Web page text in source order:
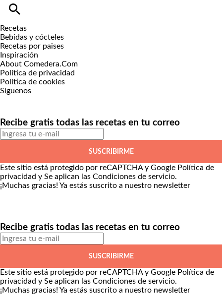
Recetas
Bebidas y cócteles
Recetas por paises
Inspiración
About Comedera.Com
Política de privacidad
Política de cookies
Síguenos
Recibe gratis todas las recetas en tu correo
SUSCRIBIRME
Este sitio está protegido por reCAPTCHA y Google Política de
privacidad y Se aplican las Condiciones de servicio.
¡Muchas gracias! Ya estás suscrito a nuestro newsletter
Recibe gratis todas las recetas en tu correo
SUSCRIBIRME
Este sitio está protegido por reCAPTCHA y Google Política de
privacidad y Se aplican las Condiciones de servicio.
¡Muchas gracias! Ya estás suscrito a nuestro newsletter